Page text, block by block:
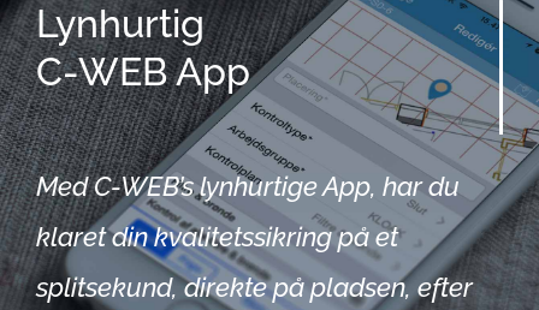
Lynhurtig
C-WEB App
Med C-WEB’s lynhurtige App, har du
klaret din kvalitetssikring på et
splitsekund, direkte på pladsen, efter